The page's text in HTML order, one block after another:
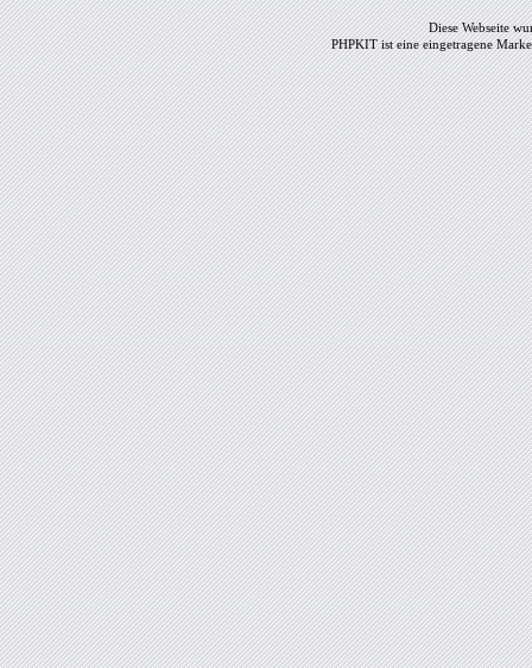
Diese Webseite
PHPKIT ist eine eingetragene